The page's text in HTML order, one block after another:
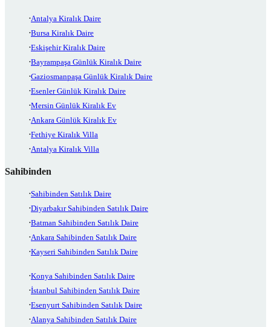
Antalya Kiralık Daire
Bursa Kiralık Daire
Eskişehir Kiralık Daire
Bayrampaşa Günlük Kiralık Daire
Gaziosmanpaşa Günlük Kiralık Daire
Esenler Günlük Kiralık Daire
Mersin Günlük Kiralık Ev
Ankara Günlük Kiralık Ev
Fethiye Kiralık Villa
Antalya Kiralık Villa
Sahibinden
Sahibinden Satılık Daire
Diyarbakır Sahibinden Satılık Daire
Batman Sahibinden Satılık Daire
Ankara Sahibinden Satılık Daire
Kayseri Sahibinden Satılık Daire
Konya Sahibinden Satılık Daire
İstanbul Sahibinden Satılık Daire
Esenyurt Sahibinden Satılık Daire
Alanya Sahibinden Satılık Daire